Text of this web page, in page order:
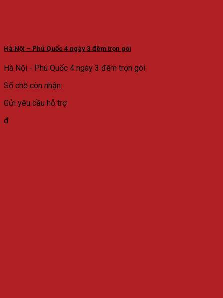
Hà Nội – Phú Quốc 4 ngày 3 đêm trọn gói
Hà Nội - Phú Quốc 4 ngày 3 đêm trọn gói
Số chỗ còn nhận:
Gửi yêu cầu hỗ trợ
đ